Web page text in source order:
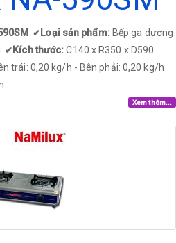
✔Loại sản phẩm: Bếp ga dương
✔Kích thước: C140 x R350 x D590
trái: 0,20 kg/h - Bên phải: 0,20 kg/h
Xem thêm...